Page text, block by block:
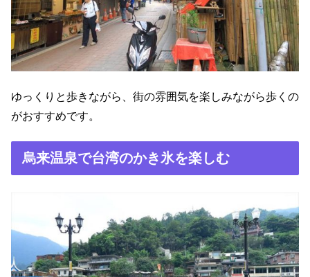
ゆっくりと歩きながら、街の雰囲気を楽しみながら歩くの
がおすすめです。
烏来温泉で台湾のかき氷を楽しむ